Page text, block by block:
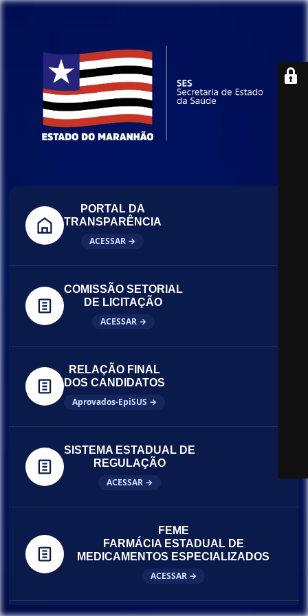
PORTAL DA
TRANSPARÊNCIA
ACESSAR →
COMISSÃO SETORIAL
DE LICITAÇÃO
ACESSAR →
RELAÇÃO FINAL
DOS CANDIDATOS
Aprovados-EpiSUS →
SISTEMA ESTADUAL DE
REGULAÇÃO
ACESSAR →
FEME
FARMÁCIA ESTADUAL DE
MEDICAMENTOS ESPECIALIZADOS
ACESSAR →